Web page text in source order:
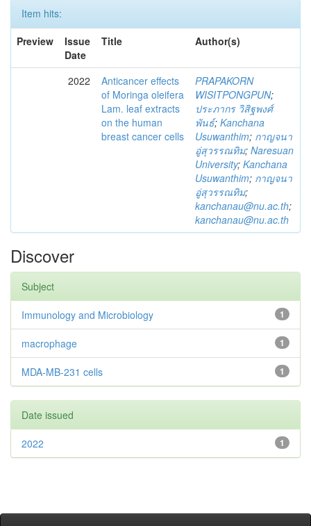
Item hits:
Preview
Issue
Date
Title Author(s)
2022
Anticancer effects
of Moringa oleifera
Lam. leaf extracts
on the human
breast cancer cells
PRAPAKORN
WISITPONGPUN;
ประภากร วิสิฐพงศ์
พันธ์; Kanchana
Usuwanthim; กาญจนา
อู่สุวรรณทิม; Naresuan
University; Kanchana
Usuwanthim; กาญจนา
อู่สุวรรณทิม;
kanchanau@nu.ac.th;
kanchanau@nu.ac.th
Discover
Subject
1
Immunology and Microbiology
1
macrophage
1
MDA-MB-231 cells
Date issued
1
2022